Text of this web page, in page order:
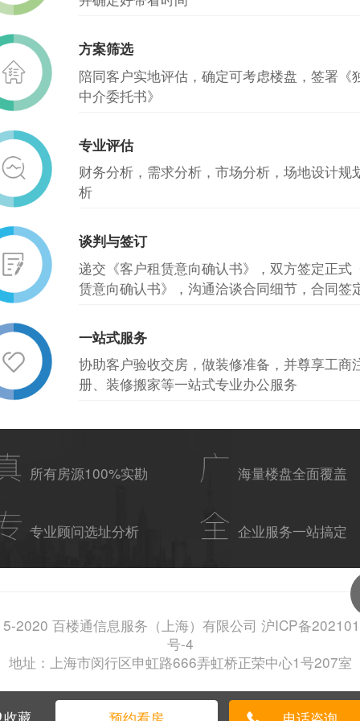
方案筛选
陪同客户实地评估，确定可考虑楼盘，签署《
中介委托书》
专业评估
财务分析，需求分析，市场分析，场地设计规
析
谈判与签订
递交《客户租赁意向确认书》，双方签定正式
赁意向确认书》，沟通洽谈合同细节，合同签
一站式服务
协助客户验收交房，做装修准备，并尊享工商
册、装修搬家等一站式专业办公服务
所有房源100%实勘 海量楼盘全面覆盖
专业顾问选址分析 企业服务一站搞定
2020 百楼通信息服务（上海）有限公司 沪ICP备
号-4
地址：上海市闵行区申虹路666弄虹桥正荣中心1号207室
收藏